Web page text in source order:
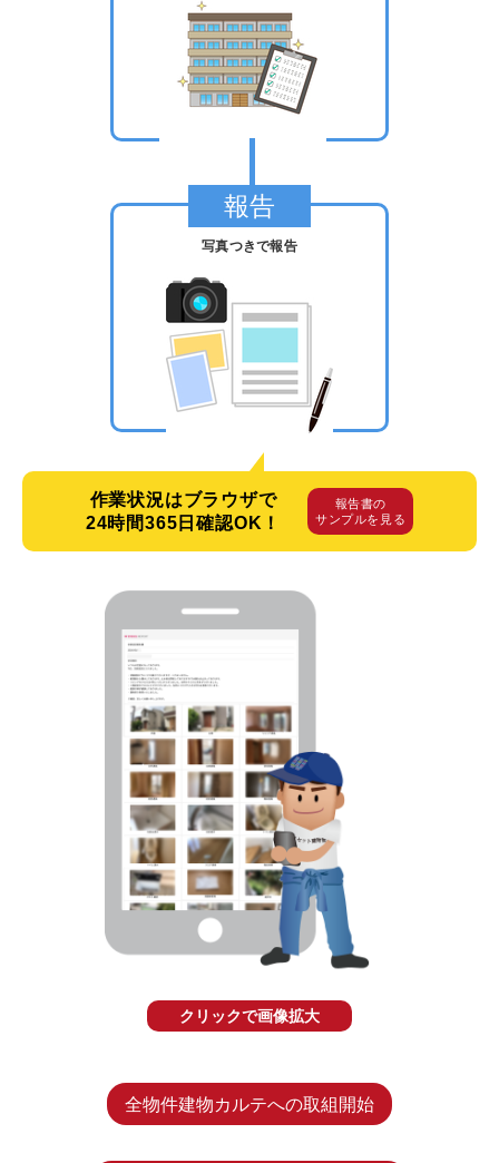
報告
写真つきで報告
作業状況はブラウザで
24時間365日確認OK！
報告書の
サンプルを見る
クリックで画像拡大
全物件建物カルテへの取組開始